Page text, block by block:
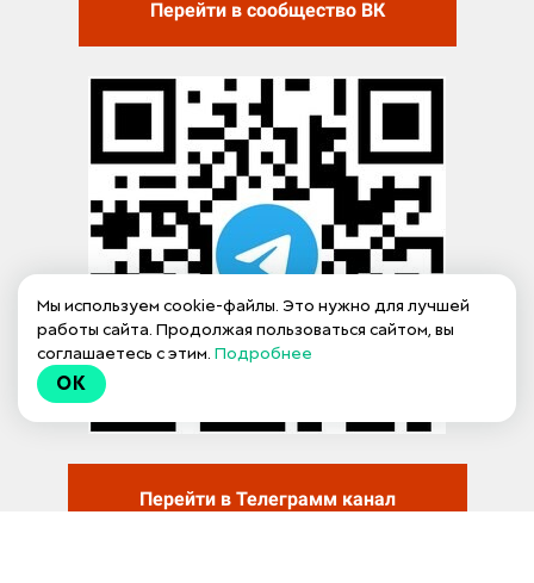
Перейти в сообщество ВК
Перейти в Телеграмм канал
Мы используем cookie-файлы. Это нужно для лучшей
работы сайта. Продолжая пользоваться сайтом, вы
соглашаетесь с этим. Подробнее
OK